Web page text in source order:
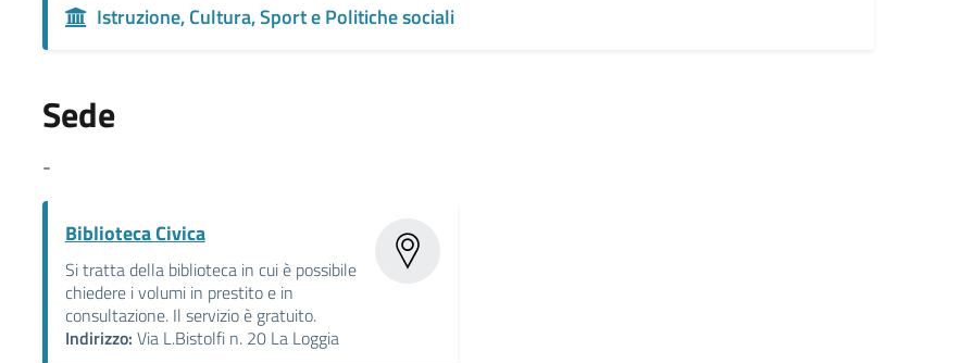
Istruzione, Cultura, Sport e Politiche sociali
Sede
-
Biblioteca Civica
Si tratta della biblioteca in cui è possibile
chiedere i volumi in prestito e in
consultazione. Il servizio è gratuito.
Indirizzo: Via L.Bistolfi n. 20 La Loggia